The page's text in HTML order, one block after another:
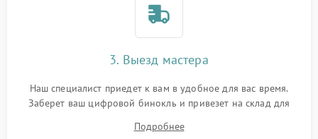
3. Выезд мастера
Наш специалист приедет к вам в удобное для вас время.
Заберет ваш цифровой бинокль и привезет на склад для
Подробнее